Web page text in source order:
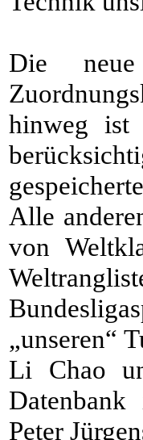
Die neue
hinweg ist
Alle
von
„unseren“
Li Chao
Datenbank
Peter